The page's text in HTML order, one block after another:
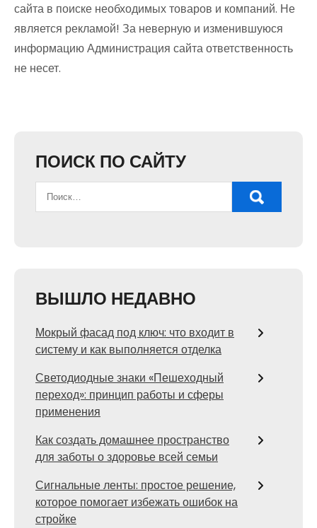
сайта в поиске необходимых товаров и компаний. Не
является рекламой! За неверную и изменившуюся
информацию Администрация сайта ответственность
не несет.
ПОИСК ПО САЙТУ
ВЫШЛО НЕДАВНО
Мокрый фасад под ключ: что входит в
систему и как выполняется отделка
Светодиодные знаки «Пешеходный
переход»: принцип работы и сферы
применения
Как создать домашнее пространство
для заботы о здоровье всей семьи
Сигнальные ленты: простое решение,
которое помогает избежать ошибок на
стройке